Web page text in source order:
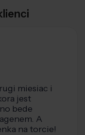
motywacji
świetnie w
się jako
😁 Idziemy po